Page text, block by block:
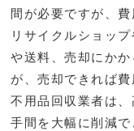
間が必要ですが、費
リサイクルショッ
や送料、売却にか
が、売却できれば費
不用品回収業者は
手間を大幅に削減で